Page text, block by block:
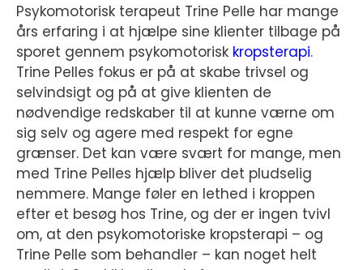
Psykomotorisk terapeut Trine Pelle har mange
års erfaring i at hjælpe sine klienter tilbage på
sporet gennem psykomotorisk kropsterapi.
Trine Pelles fokus er på at skabe trivsel og
selvindsigt og på at give klienten de
nødvendige redskaber til at kunne værne om
sig selv og agere med respekt for egne
grænser. Det kan være svært for mange, men
med Trine Pelles hjælp bliver det pludselig
nemmere. Mange føler en lethed i kroppen
efter et besøg hos Trine, og der er ingen tvivl
om, at den psykomotoriske kropsterapi – og
Trine Pelle som behandler – kan noget helt